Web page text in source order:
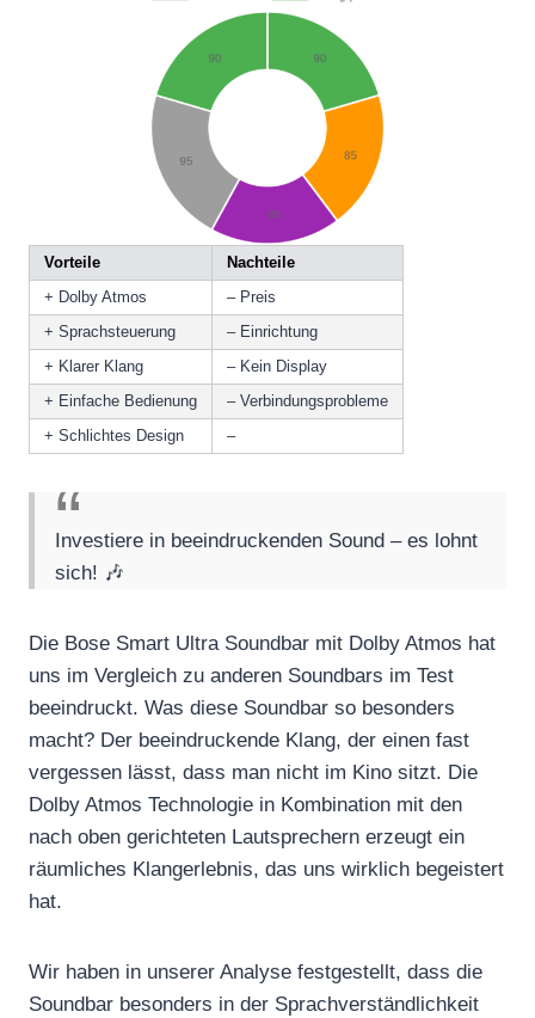
Vorteile
Nachteile
+ Dolby Atmos
– Preis
+ Sprachsteuerung
– Einrichtung
+ Klarer Klang
– Kein Display
+ Einfache Bedienung
– Verbindungsprobleme
+ Schlichtes Design
–
Investiere in beeindruckenden Sound – es lohnt
sich! 🎶
Die Bose Smart Ultra Soundbar mit Dolby Atmos hat
uns im Vergleich zu anderen Soundbars im Test
beeindruckt. Was diese Soundbar so besonders
macht? Der beeindruckende Klang, der einen fast
vergessen lässt, dass man nicht im Kino sitzt. Die
Dolby Atmos Technologie in Kombination mit den
nach oben gerichteten Lautsprechern erzeugt ein
räumliches Klangerlebnis, das uns wirklich begeistert
hat.
Wir haben in unserer Analyse festgestellt, dass die
Soundbar besonders in der Sprachverständlichkeit